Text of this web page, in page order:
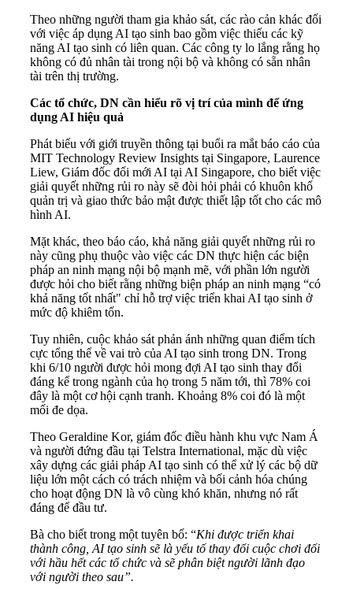
Theo những người tham gia khảo sát, các rào cản khác đối
với việc áp dụng AI tạo sinh bao gồm việc thiếu các kỹ
năng AI tạo sinh có liên quan. Các công ty lo lắng rằng họ
không có đủ nhân tài trong nội bộ và không có sẵn nhân
tài trên thị trường.
Các tổ chức, DN cần hiểu rõ vị trí của mình để ứng
dụng AI hiệu quả
​Phát biểu với giới truyền thông tại buổi ra mắt báo cáo của
MIT Technology Review Insights tại Singapore, Laurence
Liew, Giám đốc đổi mới AI tại AI Singapore, cho biết việc
giải quyết những rủi ro này sẽ đòi hỏi phải có khuôn khổ
quản trị và giao thức bảo mật được thiết lập tốt cho các mô
hình AI.
Mặt khác, theo báo cáo, khả năng giải quyết những rủi ro
này cũng phụ thuộc vào việc các DN thực hiện các biện
pháp an ninh mạng nội bộ mạnh mẽ, với phần lớn người
được hỏi cho biết rằng những biện pháp an ninh mạng “có
khả năng tốt nhất" chỉ hỗ trợ việc triển khai AI tạo sinh ở
mức độ khiêm tốn.
Tuy nhiên, cuộc khảo sát phản ánh những quan điểm tích
cực tổng thể về vai trò của AI tạo sinh trong DN. Trong
khi 6/10 người được hỏi mong đợi AI tạo sinh thay đổi
đáng kể trong ngành của họ trong 5 năm tới, thì 78% coi
đây là một cơ hội cạnh tranh. Khoảng 8% coi đó là một
mối đe dọa.
Theo Geraldine Kor, giám đốc điều hành khu vực Nam Á
và người đứng đầu tại Telstra International, mặc dù việc
xây dựng các giải pháp AI tạo sinh có thể xử lý các bộ dữ
liệu lớn một cách có trách nhiệm và bối cảnh hóa chúng
cho hoạt động DN là vô cùng khó khăn, nhưng nó rất
đáng để đầu tư.
Bà cho biết trong một tuyên bố: “Khi được triển khai
thành công, AI tạo sinh sẽ là yếu tố thay đổi cuộc chơi đối
với hầu hết các tổ chức và sẽ phân biệt người lãnh đạo
với người theo sau”.